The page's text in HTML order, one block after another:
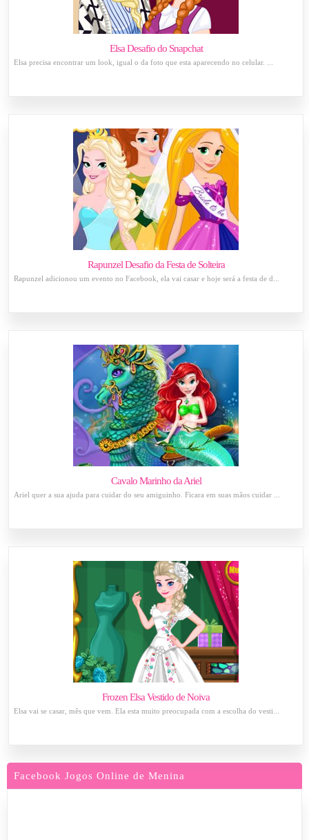
Elsa Desafio do Snapchat
Elsa precisa encontrar um look, igual o da foto que esta aparecendo no celular. ...
Rapunzel Desafio da Festa de Solteira
Rapunzel adicionou um evento no Facebook, ela vai casar e hoje será a festa de d...
Cavalo Marinho da Ariel
Ariel quer a sua ajuda para cuidar do seu amiguinho. Ficara em suas mãos cuidar ...
Frozen Elsa Vestido de Noiva
Elsa vai se casar, mês que vem. Ela esta muito preocupada com a escolha do vesti...
Facebook Jogos Online de Menina